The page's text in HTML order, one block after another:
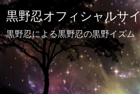
黒野忍オフィシャルサ
黒野忍による黒野忍の黒野イズム